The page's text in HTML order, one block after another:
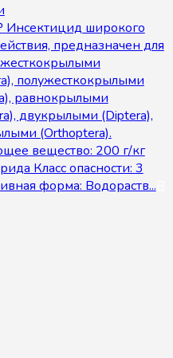
Инсектицид широкого
предназначен для
полужесткокрылыми
равнокрылыми
двукрылыми (Diptera),
(Orthoptera).
вещество: 200 г/кг
Класс опасности: 3
форма: Водораств...